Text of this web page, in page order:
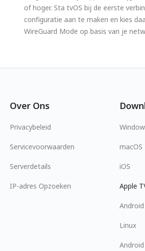
of hoger. Sta tvOS bij de eerste
configuratie aan te maken en kies
WireGuard Mode op basis van je
Over Ons
Privacybeleid
Servicevoorwaarden
Serverdetails
IP-adres Opzoeken
macOS
iOS
Apple
Android
Linux